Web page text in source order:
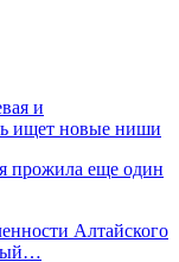
и
ищет новые ниши
прожила еще один
Алтайского